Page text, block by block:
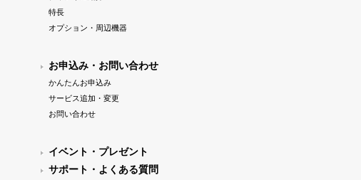
特長
オプション・周辺機器
お申込み・お問い合わせ
かんたんお申込み
サービス追加・変更
お問い合わせ
イベント・プレゼント
サポート・よくある質問